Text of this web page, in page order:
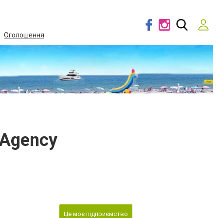
Оголошення
Це моє підприємство